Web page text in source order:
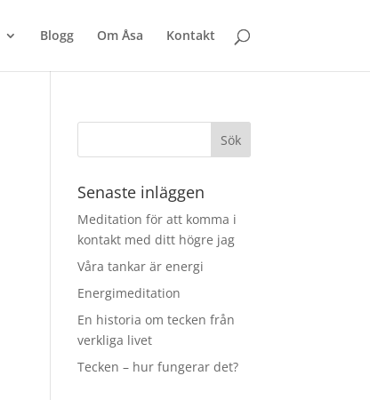
Blogg Om Åsa Kontakt
Senaste inläggen
Meditation för att komma i
kontakt med ditt högre jag
Våra tankar är energi
Energimeditation
En historia om tecken från
verkliga livet
Tecken – hur fungerar det?